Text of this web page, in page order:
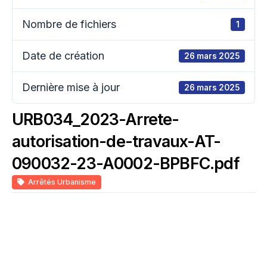
Nombre de fichiers 1
Date de création 26 mars 2025
Dernière mise à jour 26 mars 2025
URB034_2023-Arrete-
autorisation-de-travaux-AT-
090032-23-A0002-BPBFC.pdf
Arrêtés Urbanisme